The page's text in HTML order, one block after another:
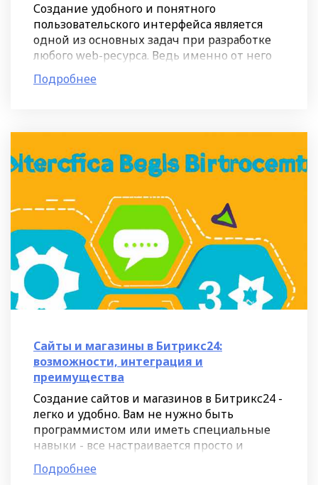
Создание удобного и понятного
пользовательского интерфейса является
одной из основных задач при разработке
любого web-ресурса. Ведь именно от него
зависит, насколько легко людям будет
сориентироваться на сайте и
Подробнее
Сайты и магазины в Битрикс24:
возможности, интеграция и
преимущества
Создание сайтов и магазинов в Битрикс24 -
легко и удобно. Вам не нужно быть
программистом или иметь специальные
навыки - все настраивается просто и
быстро. Процесс создания сайта в
Битрикс24 можно сравнить с
Подробнее